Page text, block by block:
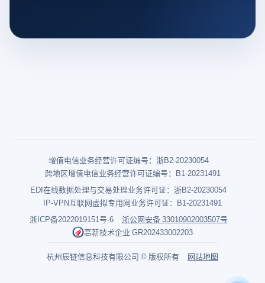
增值电信业务经营许可证编号：浙B2-20230054
跨地区增值电信业务经营许可证编号：B1-20231491
EDI在线数据处理与交易处理业务许可证：浙B2-20230054
IP-VPN互联网虚拟专用网业务许可证：B1-20231491
浙ICP备2022019151号-6
浙公网安备 33010902003507号
高新技术企业 GR202433002203
杭州辰链信息科技有限公司 © 版权所有 网站地图